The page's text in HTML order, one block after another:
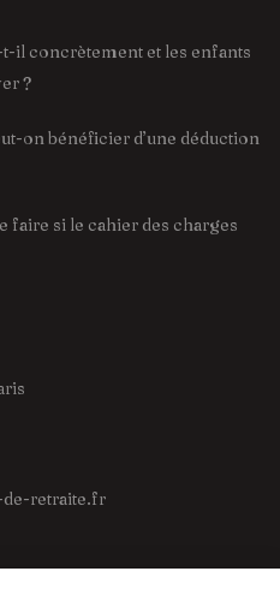
t-il concrètement et les enfants
?
on bénéficier d’une déduction
faire si le cahier des charges
retraite.fr